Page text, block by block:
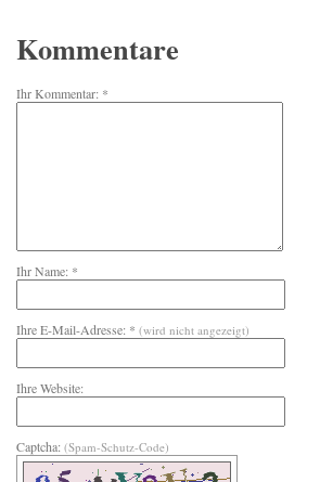
Kommentare
Ihr Kommentar: *
Ihr Name: *
Ihre E-Mail-Adresse: * (wird nicht angezeigt)
Ihre Website:
Captcha: (Spam-Schutz-Code)